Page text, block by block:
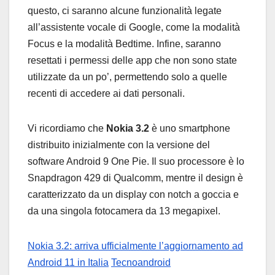
questo, ci saranno alcune funzionalità legate
all’assistente vocale di Google, come la modalità
Focus e la modalità Bedtime. Infine, saranno
resettati i permessi delle app che non sono state
utilizzate da un po’, permettendo solo a quelle
recenti di accedere ai dati personali.
Vi ricordiamo che Nokia 3.2 è uno smartphone
distribuito inizialmente con la versione del
software Android 9 One Pie. Il suo processore è lo
Snapdragon 429 di Qualcomm, mentre il design è
caratterizzato da un display con notch a goccia e
da una singola fotocamera da 13 megapixel.
Nokia 3.2: arriva ufficialmente l’aggiornamento ad
Android 11 in Italia Tecnoandroid